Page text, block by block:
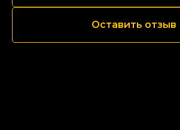
Оставить отзыв